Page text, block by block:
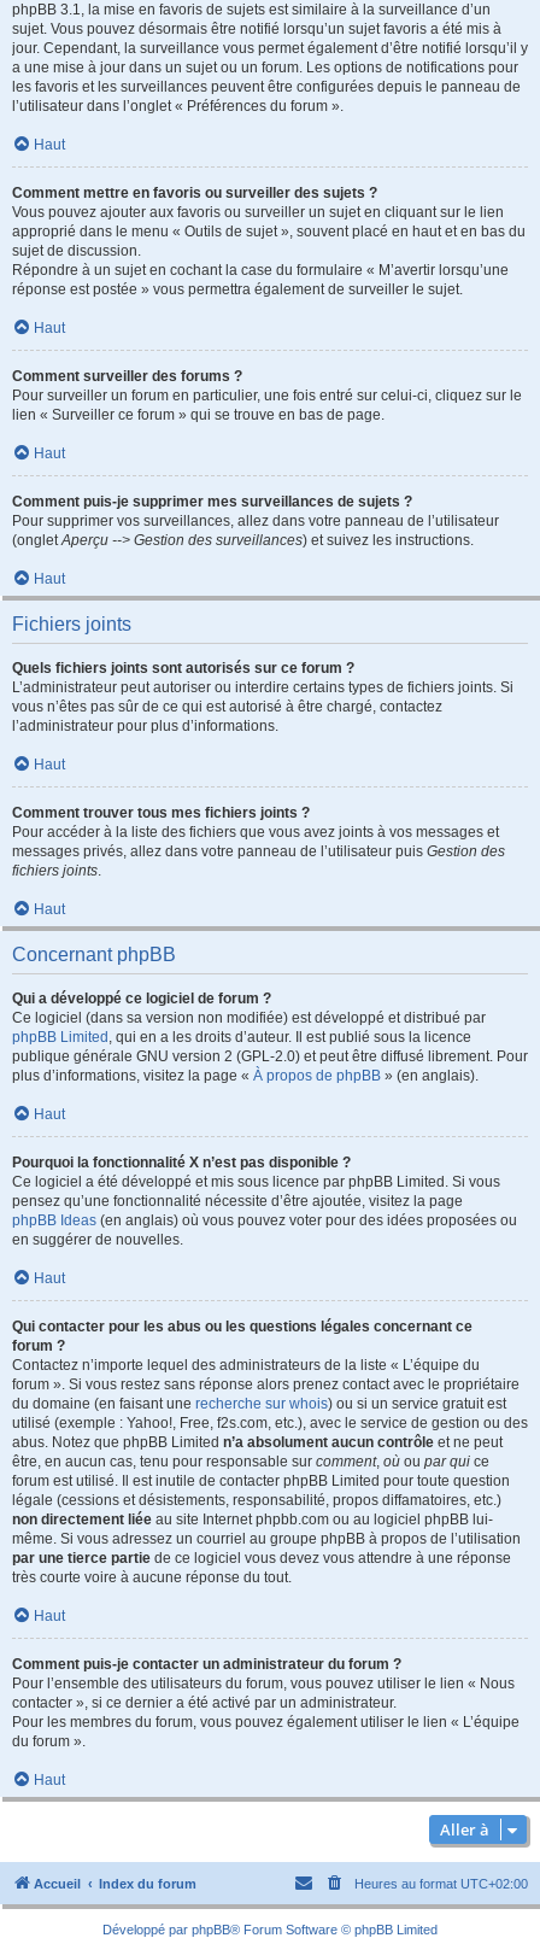
phpBB 3.1, la mise en favoris de sujets est similaire à la surveillance d’un
sujet. Vous pouvez désormais être notifié lorsqu’un sujet favoris a été mis à
jour. Cependant, la surveillance vous permet également d’être notifié lorsqu’il y
a une mise à jour dans un sujet ou un forum. Les options de notifications pour
les favoris et les surveillances peuvent être configurées depuis le panneau de
l’utilisateur dans l’onglet « Préférences du forum ».
Haut
Comment mettre en favoris ou surveiller des sujets ?
Vous pouvez ajouter aux favoris ou surveiller un sujet en cliquant sur le lien
approprié dans le menu « Outils de sujet », souvent placé en haut et en bas du
sujet de discussion.
Répondre à un sujet en cochant la case du formulaire « M’avertir lorsqu’une
réponse est postée » vous permettra également de surveiller le sujet.
Haut
Comment surveiller des forums ?
Pour surveiller un forum en particulier, une fois entré sur celui-ci, cliquez sur le
lien « Surveiller ce forum » qui se trouve en bas de page.
Haut
Comment puis-je supprimer mes surveillances de sujets ?
Pour supprimer vos surveillances, allez dans votre panneau de l’utilisateur
(ongletAperçu --> Gestion des surveillances) et suivez les instructions.
Haut
Fichiers joints
Quels fichiers joints sont autorisés sur ce forum ?
L’administrateur peut autoriser ou interdire certains types de fichiers joints. Si
vous n’êtes pas sûr de ce qui est autorisé à être chargé, contactez
l’administrateur pour plus d’informations.
Haut
Comment trouver tous mes fichiers joints ?
Pour accéder à la liste des fichiers que vous avez joints à vos messages et
messages privés, allez dans votre panneau de l’utilisateur puis Gestion des
fichiers joints.
Haut
Concernant phpBB
Qui a développé ce logiciel de forum ?
Ce logiciel (dans sa version non modifiée) est développé et distribué par
phpBB Limited , qui en a les droits d’auteur. Il est publié sous la licence
publique générale GNU version 2 (GPL-2.0) et peut être diffusé librement. Pour
plus d’informations, visitez la page « À propos de phpBB » (en anglais).
Haut
Pourquoi la fonctionnalité X n’est pas disponible ?
Ce logiciel a été développé et mis sous licence par phpBB Limited. Si vous
pensez qu’une fonctionnalité nécessite d’être ajoutée, visitez la page
phpBB Ideas (en anglais) où vous pouvez voter pour des idées proposées ou
en suggérer de nouvelles.
Haut
Qui contacter pour les abus ou les questions légales concernant ce
forum ?
Contactez n’importe lequel des administrateurs de la liste « L’équipe du
forum ». Si vous restez sans réponse alors prenez contact avec le propriétaire
du domaine (en faisant une recherche sur whois) ou si un service gratuit est
utilisé (exemple : Yahoo!, Free, f2s.com, etc.), avec le service de gestion ou des
abus. Notez que phpBB Limited n’a absolument aucun contrôle et ne peut
être, en aucun cas, tenu pour responsable sur comment, où ou par qui ce
forum est utilisé. Il est inutile de contacter phpBB Limited pour toute question
légale (cessions et désistements, responsabilité, propos diffamatoires, etc.)
non directement liée au site Internet phpbb.com ou au logiciel phpBB lui-
même. Si vous adressez un courriel au groupe phpBB à propos de l’utilisation
par une tierce partie de ce logiciel vous devez vous attendre à une réponse
très courte voire à aucune réponse du tout.
Haut
Comment puis-je contacter un administrateur du forum ?
Pour l’ensemble des utilisateurs du forum, vous pouvez utiliser le lien « Nous
contacter », si ce dernier a été activé par un administrateur.
Pour les membres du forum, vous pouvez également utiliser le lien « L’équipe
du forum ».
Haut
Aller à
Accueil Index du forum Heures au format UTC+02:00
Développé par phpBB® Forum Software © phpBB Limited